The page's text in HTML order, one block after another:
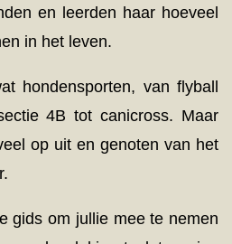
en leerden haar hoeveel
in het leven.
hondensporten, van flyball
4B tot canicross. Maar
op uit en genoten van het
gids om jullie mee te nemen